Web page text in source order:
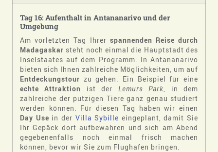
Tag 16: Aufenthalt in Antananarivo und der
Umgebung
Am vorletzten Tag Ihrer spannenden Reise durch
Madagaskar steht noch einmal die Hauptstadt des
Inselstaates auf dem Programm: In Antananarivo
bieten sich Ihnen zahlreiche Möglichkeiten, um auf
Entdeckungstour zu gehen. Ein Beispiel für eine
echte Attraktion ist der Lemurs Park, in dem
zahlreiche der putzigen Tiere ganz genau studiert
werden können. Für diesen Tag haben wir einen
Day Use in der Villa Sybille eingeplant, damit Sie
Ihr Gepäck dort aufbewahren und sich am Abend
gegebenenfalls noch einmal frisch machen
können, bevor wir Sie zum Flughafen bringen.